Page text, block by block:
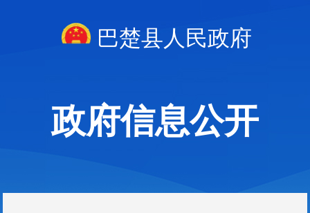
巴楚县人民政府
政府信息公开